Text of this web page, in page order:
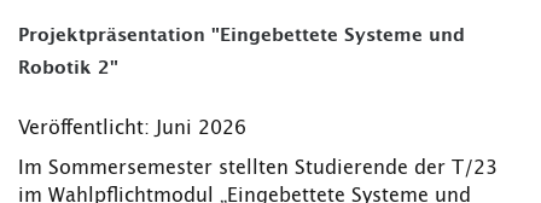
Projektpräsentation "Eingebettete Systeme und
Robotik 2"
Veröffentlicht: Juni 2026
Im Sommersemester stellten Studierende der T/23
im Wahlpflichtmodul „Eingebettete Systeme und